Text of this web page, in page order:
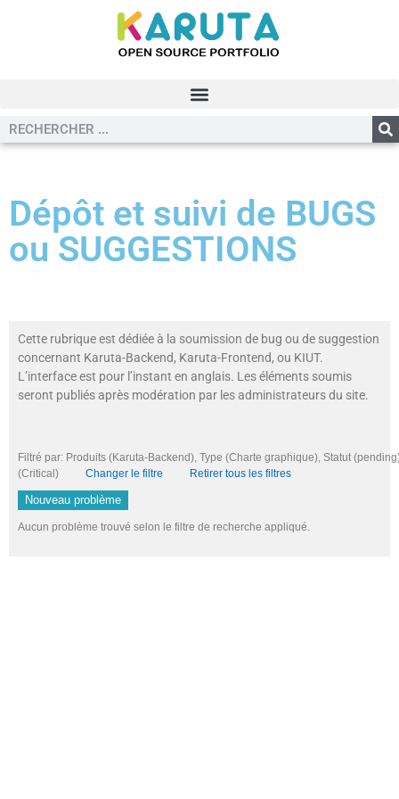
Dépôt et suivi de BUGS
ou SUGGESTIONS
Cette rubrique est dédiée à la soumission de bug ou de suggestion
concernant Karuta-Backend, Karuta-Frontend, ou KIUT.
L’interface est pour l’instant en anglais. Les éléments soumis
seront publiés après modération par les administrateurs du site.
Filtré par: Produits (Karuta-Backend), Type (Charte graphique), Statut
(Critical) Changer le filtre Retirer tous les filtres
Nouveau problème
Aucun problème trouvé selon le filtre de recherche appliqué.